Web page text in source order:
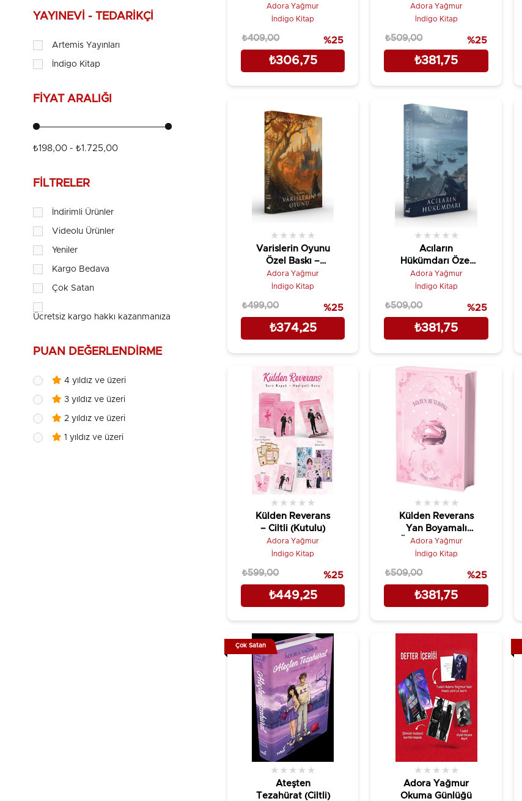
YAYINEVI - TEDARIKÇI
Artemis Yayınları
İndigo Kitap
FIYAT ARALIĞI
₺198,00 - ₺1.725,00
FILTRELER
İndirimli Ürünler
Videolu Ürünler
Yeniler
Kargo Bedava
Çok Satan
Ücretsiz kargo hakkı kazanmanıza {price} kaldı!
PUAN DEĞERLENDIRME
4 yıldız ve üzeri
3 yıldız ve üzeri
2 yıldız ve üzeri
1 yıldız ve üzeri
Adora Yağmur
İndigo Kitap
₺306,75
₺409,00 %25
Adora Yağmur
İndigo Kitap
₺381,75
₺509,00 %25
Varislerin Oyunu
Özel Baskı –
Wisteria 1
★ ★ ★ ★ ★
Adora Yağmur
İndigo Kitap
₺374,25
₺499,00 %25
Acıların
Hükümdarı Özel
Baskı – Wisteria 2
★ ★ ★ ★ ★
Adora Yağmur
İndigo Kitap
₺381,75
₺509,00 %25
Külden Reverans
– Ciltli (Kutulu)
★ ★ ★ ★ ★
Adora Yağmur
İndigo Kitap
₺449,25
₺599,00 %25
Külden Reverans
Yan Boyamalı
Özel Baskı - Ciltli
★ ★ ★ ★ ★
Adora Yağmur
İndigo Kitap
₺381,75
₺509,00 %25
Ateşten
Tezahürat (Ciltli)
★ ★ ★ ★ ★
Çok Satan
Adora Yağmur
Okuma Günlüğü
★ ★ ★ ★ ★